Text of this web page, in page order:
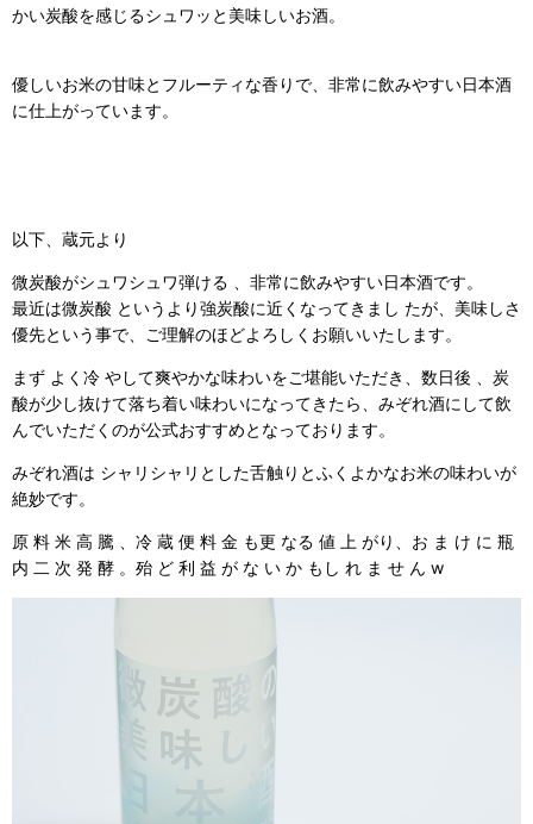
かい炭酸を感じるシュワッと美味しいお酒。
優しいお米の甘味とフルーティな香りで、非常に飲みやすい日本酒
に仕上がっています。
以下、蔵元より
微炭酸がシュワシュワ弾ける 、非常に飲みやすい日本酒です。
最近は微炭酸 というより強炭酸に近くなってきまし たが、美味しさ
優先という事で、ご理解のほどよろしくお願いいたします。
まず よく冷 やして爽やかな味わいをご堪能いただき、数日後 、炭
酸が少し抜けて落ち着い味わいになってきたら、みぞれ酒にして飲
んでいただくのが公式おすすめとなっております。
みぞれ酒は シャリシャリとした舌触りとふくよかなお米の味わいが
絶妙です。
原 料 米 高 騰 、冷 蔵 便 料 金 も更 なる 値 上 がり、お ま け に 瓶
内 二 次 発 酵 。殆 ど 利 益 が な い か もし れ ま せ ん w